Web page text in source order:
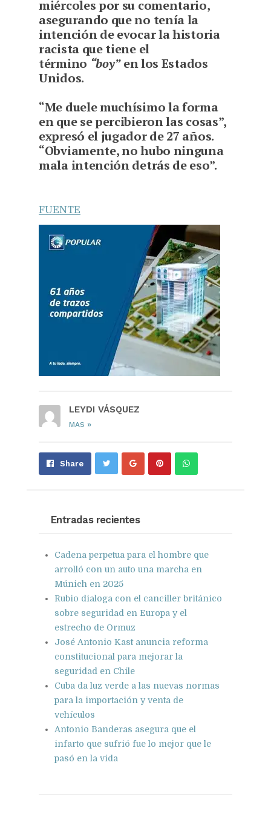
miércoles por su comentario,
asegurando que no tenía la
intención de evocar la historia
racista que tiene el
término “boy”en los Estados
Unidos.
“Me duele muchísimo la forma
en que se percibieron las cosas”,
expresó el jugador de 27 años.
“Obviamente, no hubo ninguna
mala intención detrás de eso”.
FUENTE
LEYDI VÁSQUEZ
MAS »
Share Share Pin Send
Entradas recientes
Cadena perpetua para el hombre que
arrolló con un auto una marcha en
Múnich en 2025
Rubio dialoga con el canciller británico
sobre seguridad en Europa y el
estrecho de Ormuz
José Antonio Kast anuncia reforma
constitucional para mejorar la
seguridad en Chile
Cuba da luz verde a las nuevas normas
para la importación y venta de
vehículos
Antonio Banderas asegura que el
infarto que sufrió fue lo mejor que le
pasó en la vida